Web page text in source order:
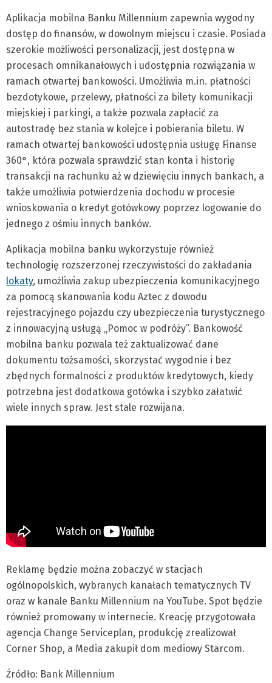
Aplikacja mobilna Banku Millennium zapewnia wygodny
dostęp do finansów, w dowolnym miejscu i czasie. Posiada
szerokie możliwości personalizacji, jest dostępna w
procesach omnikanałowych i udostępnia rozwiązania w
ramach otwartej bankowości. Umożliwia m.in. płatności
bezdotykowe, przelewy, płatności za bilety komunikacji
miejskiej i parkingi, a także pozwala zapłacić za
autostradę bez stania w kolejce i pobierania biletu. W
ramach otwartej bankowości udostępnia usługę Finanse
360°, która pozwala sprawdzić stan konta i historię
transakcji na rachunku aż w dziewięciu innych bankach, a
także umożliwia potwierdzenia dochodu w procesie
wnioskowania o kredyt gotówkowy poprzez logowanie do
jednego z ośmiu innych banków.
Aplikacja mobilna banku wykorzystuje również
technologię rozszerzonej rzeczywistości do zakładania
lokaty, umożliwia zakup ubezpieczenia komunikacyjnego
za pomocą skanowania kodu Aztec z dowodu
rejestracyjnego pojazdu czy ubezpieczenia turystycznego
z innowacyjną usługą „Pomoc w podróży”. Bankowość
mobilna banku pozwala też zaktualizować dane
dokumentu tożsamości, skorzystać wygodnie i bez
zbędnych formalności z produktów kredytowych, kiedy
potrzebna jest dodatkowa gotówka i szybko załatwić
wiele innych spraw. Jest stale rozwijana.
Reklamę będzie można zobaczyć w stacjach
ogólnopolskich, wybranych kanałach tematycznych TV
oraz w kanale Banku Millennium na YouTube. Spot będzie
również promowany w internecie. Kreację przygotowała
agencja Change Serviceplan, produkcję zrealizował
Corner Shop, a Media zakupił dom mediowy Starcom.
Źródło: Bank Millennium